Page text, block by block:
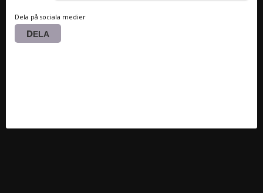
Dela på sociala medier
DELA